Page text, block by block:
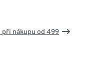
při nákupu od 499